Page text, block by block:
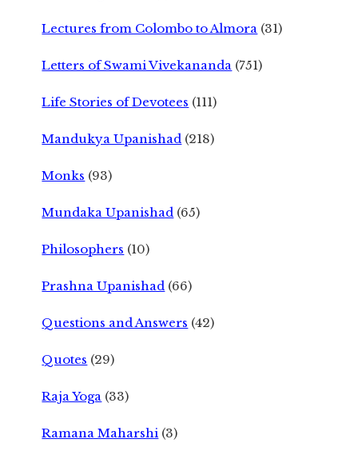
Lectures from Colombo to Almora (31)
Letters of Swami Vivekananda (751)
Life Stories of Devotees (111)
Mandukya Upanishad (218)
Monks (93)
Mundaka Upanishad (65)
Philosophers (10)
Prashna Upanishad (66)
Questions and Answers (42)
Quotes (29)
Raja Yoga (33)
Ramana Maharshi (3)